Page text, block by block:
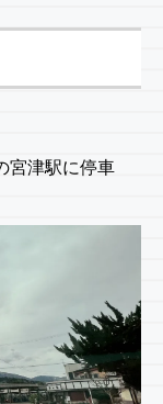
宮津駅に停車